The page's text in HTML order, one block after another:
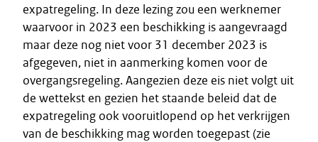
expatregeling. In deze lezing zou een werknemer
waarvoor in 2023 een beschikking is aangevraagd
maar deze nog niet voor 31 december 2023 is
afgegeven, niet in aanmerking komen voor de
overgangsregeling. Aangezien deze eis niet volgt uit
de wettekst en gezien het staande beleid dat de
expatregeling ook vooruitlopend op het verkrijgen
van de beschikking mag worden toegepast (zie